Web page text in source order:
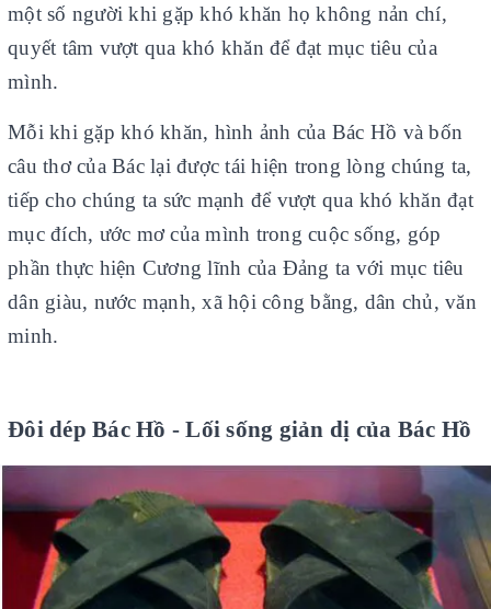
một số người khi gặp khó khăn họ không nản chí,
quyết tâm vượt qua khó khăn để đạt mục tiêu của
mình.
Mỗi khi gặp khó khăn, hình ảnh của Bác Hồ và bốn
câu thơ của Bác lại được tái hiện trong lòng chúng ta,
tiếp cho chúng ta sức mạnh để vượt qua khó khăn đạt
mục đích, ước mơ của mình trong cuộc sống, góp
phần thực hiện Cương lĩnh của Đảng ta với mục tiêu
dân giàu, nước mạnh, xã hội công bằng, dân chủ, văn
minh.
Đôi dép Bác Hồ - Lối sống giản dị của Bác Hồ